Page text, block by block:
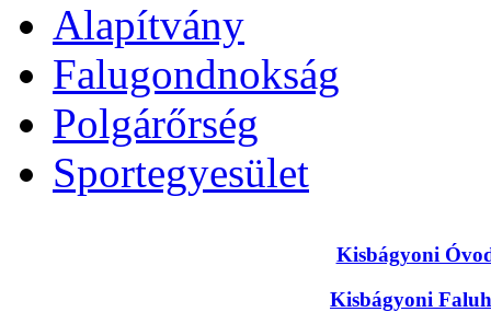
Alapítvány
Falugondnokság
Polgárőrség
Sportegyesület
Kisbágyoni
Kisbágyoni